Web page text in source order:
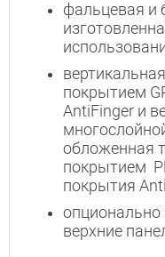
фальцевая и
покрытием
AntiFinger и
обложенная
покрытием
покрытия
опционально
верхние